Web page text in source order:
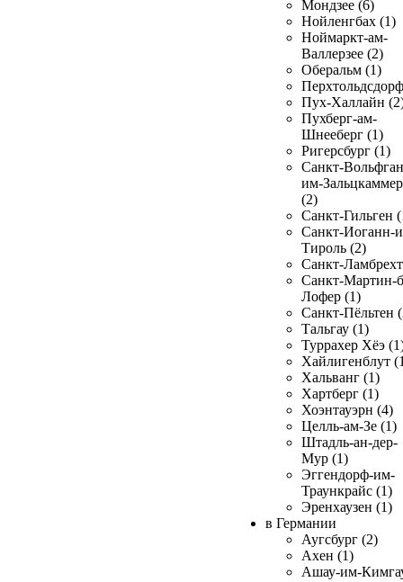
Мондзее (6)
Нойленгбах (1)
Ноймаркт-ам-
Валлерзее (2)
Оберальм (1)
Пух-Халлайн
Пухберг-ам-
Шнееберг (1)
Ригерсбург (1)
Санкт-
им-
(2)
Санкт-Гильген
Санкт-Иоганн-
Тироль (2)
Санкт-
Санкт-Мартин-
Лофер (1)
Санкт-Пёльтен
Тальгау (1)
Туррахер Хёэ
Хайлигенблут
Хальванг (1)
Хартберг (1)
Хоэнтауэрн (4)
Целль-ам-Зе (1)
Штадль-ан-дер-
Мур (1)
Эггендорф-им-
Траункрайс (1)
Эренхаузен (1)
в Германии
Аугсбург (2)
Ахен (1)
Ашау-им-